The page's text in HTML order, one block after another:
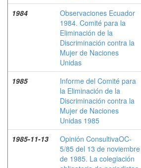
1984
Observaciones Ecuador
1984. Comité para la
Eliminación de la
Discriminación contra la
Mujer de Naciones
Unidas
1985
Informe del Comité para
la Eliminación de la
Discriminación contra la
Mujer de Naciones
Unidas 1985
1985-11-13
Opinión ConsultivaOC-
5/85 del 13 de noviembre
de 1985. La colegiación